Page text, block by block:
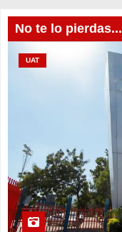
No te lo pierdas...
UAT